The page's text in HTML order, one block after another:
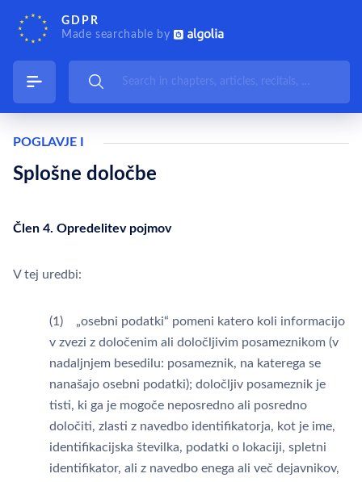
GDPR
Made searchable by
POGLAVJE I
Splošne določbe
Člen 4. Opredelitev pojmov
V tej uredbi:
(1) „osebni podatki“ pomeni katero koli informacijo
v zvezi z določenim ali določljivim posameznikom (v
nadaljnjem besedilu: posameznik, na katerega se
nanašajo osebni podatki); določljiv posameznik je
tisti, ki ga je mogoče neposredno ali posredno
določiti, zlasti z navedbo identifikatorja, kot je ime,
identifikacijska številka, podatki o lokaciji, spletni
identifikator, ali z navedbo enega ali več dejavnikov,